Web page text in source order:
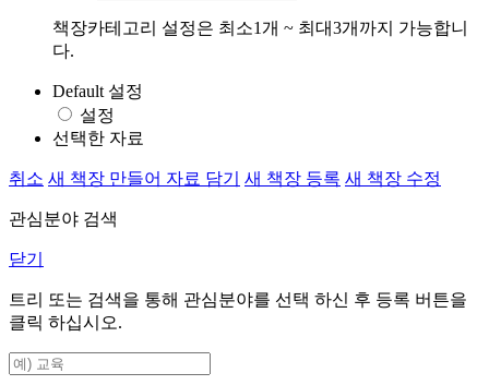
책장카테고리 설정은 최소1개 ~ 최대3개까지 가능합니
다.
Default 설정
설정
선택한 자료
취소 새 책장 만들어 자료 담기 새 책장 등록 새 책장 수정
관심분야 검색
닫기
트리 또는 검색을 통해 관심분야를 선택 하신 후 등록 버튼을
클릭 하십시오.